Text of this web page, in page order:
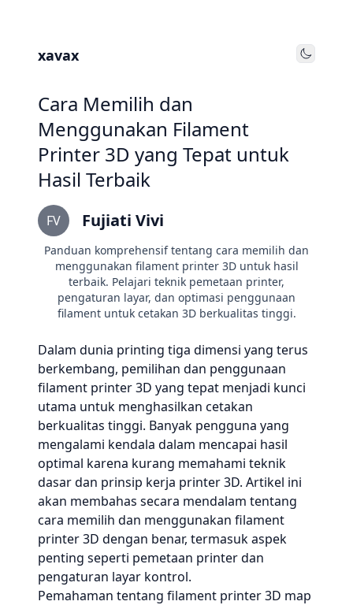
xavax Toggle
Cara Memilih dan
Menggunakan Filament
Printer 3D yang Tepat untuk
Hasil Terbaik
FV Fujiati Vivi
Panduan komprehensif tentang cara memilih dan
menggunakan filament printer 3D untuk hasil
terbaik. Pelajari teknik pemetaan printer,
pengaturan layar, dan optimasi penggunaan
filament untuk cetakan 3D berkualitas tinggi.
Dalam dunia printing tiga dimensi yang terus
berkembang, pemilihan dan penggunaan
filament printer 3D yang tepat menjadi kunci
utama untuk menghasilkan cetakan
berkualitas tinggi. Banyak pengguna yang
mengalami kendala dalam mencapai hasil
optimal karena kurang memahami teknik
dasar dan prinsip kerja printer 3D. Artikel ini
akan membahas secara mendalam tentang
cara memilih dan menggunakan filament
printer 3D dengan benar, termasuk aspek
penting seperti pemetaan printer dan
pengaturan layar kontrol.
Pemahaman tentang filament printer 3D map